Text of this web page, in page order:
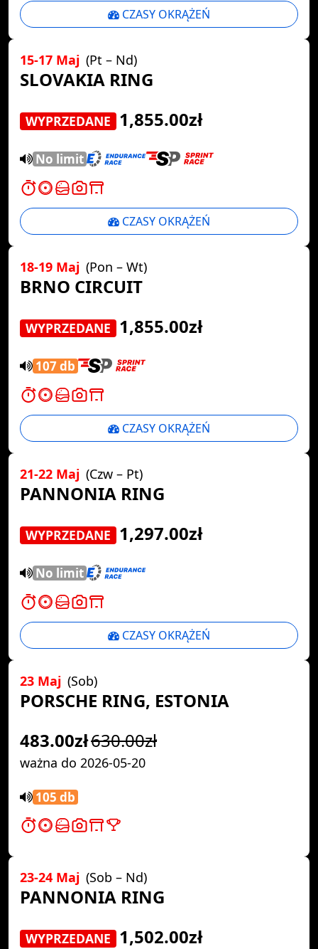
CZASY OKRĄŻEŃ
15-17 Maj (Pt – Nd)
SLOVAKIA RING
WYPRZEDANE 1,855.00zł
No limit
CZASY OKRĄŻEŃ
18-19 Maj (Pon – Wt)
BRNO CIRCUIT
WYPRZEDANE 1,855.00zł
107 db
CZASY OKRĄŻEŃ
21-22 Maj (Czw – Pt)
PANNONIA RING
WYPRZEDANE 1,297.00zł
No limit
CZASY OKRĄŻEŃ
23 Maj (Sob)
PORSCHE RING, ESTONIA
483.00zł630.00zł
ważna do 2026-05-20
105 db
23-24 Maj (Sob – Nd)
PANNONIA RING
WYPRZEDANE 1,502.00zł